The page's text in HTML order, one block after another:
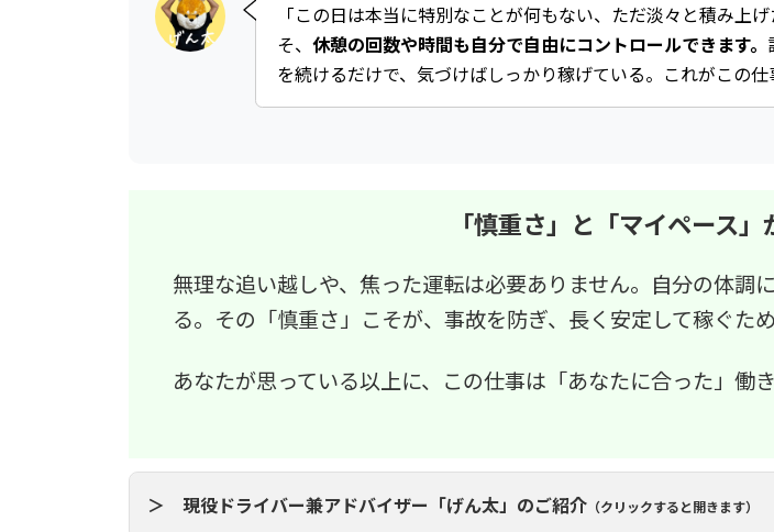
「この日は本当に特別なことが何もない、ただ淡々と積み上
そ、休憩の回数や時間も自分で自由にコントロールできます。
を続けるだけで、気づけばしっかり稼げている。これがこの仕
「慎重さ」と「マイペース」
無理な追い越しや、焦った運転は必要ありません。自分の体調
る。その「慎重さ」こそが、事故を防ぎ、長く安定して稼ぐため
あなたが思っている以上に、この仕事は「あなたに合った」働
＞ 現役ドライバー兼アドバイザー 「げん太」のご紹介 （クリックすると開きます）